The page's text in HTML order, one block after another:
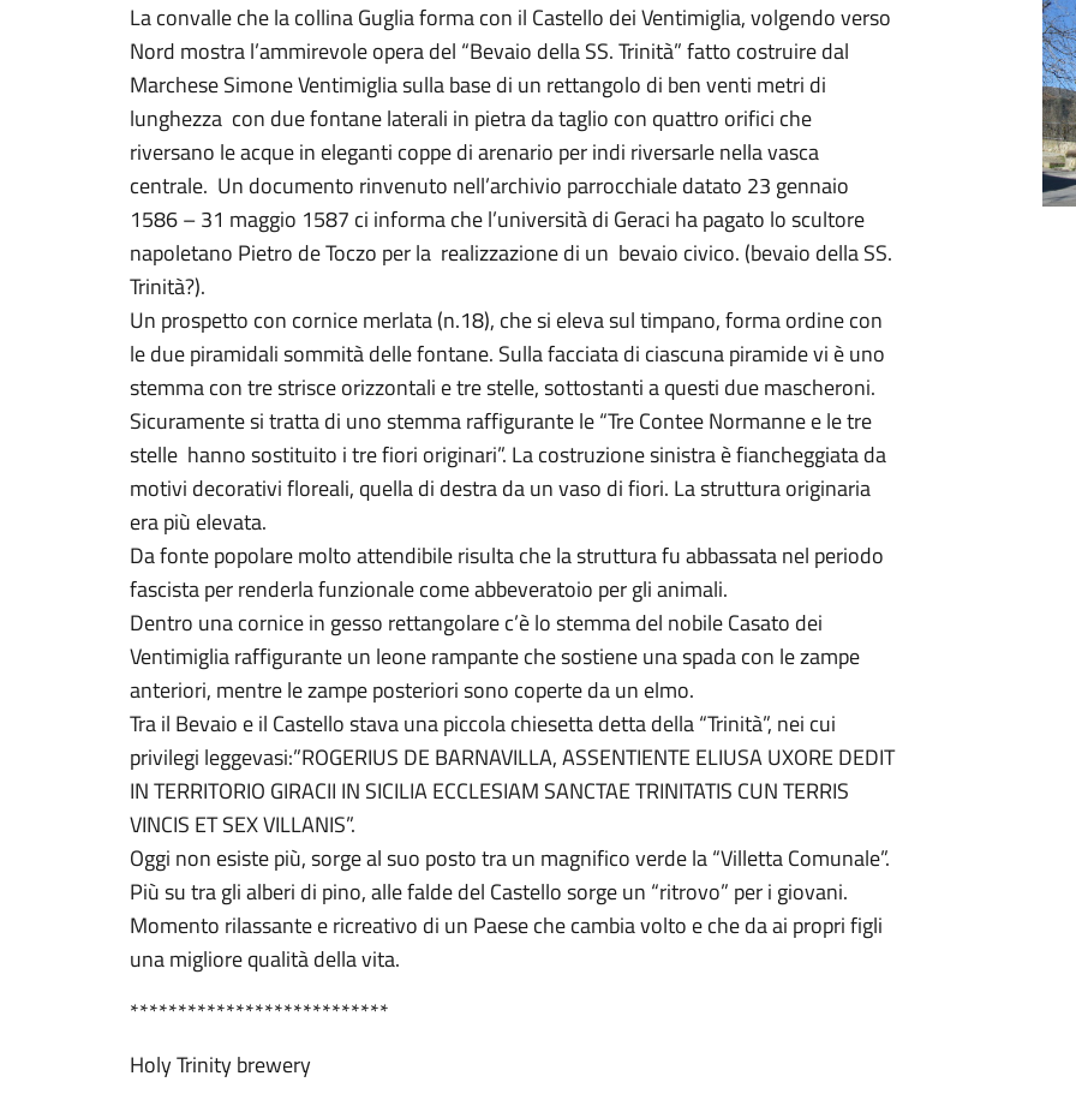
La convalle che la collina Guglia forma con il Castello dei Ventimiglia, volgendo verso
Nord mostra l’ammirevole opera del “Bevaio della SS. Trinità” fatto costruire dal
Marchese Simone Ventimiglia sulla base di un rettangolo di ben venti metri di
lunghezza con due fontane laterali in pietra da taglio con quattro orifici che
riversano le acque in eleganti coppe di arenario per indi riversarle nella vasca
centrale. Un documento rinvenuto nell’archivio parrocchiale datato 23 gennaio
1586 – 31 maggio 1587 ci informa che l’università di Geraci ha pagato lo scultore
napoletano Pietro de Toczo per la realizzazione di un bevaio civico. (bevaio della SS.
Trinità?).
Un prospetto con cornice merlata (n.18), che si eleva sul timpano, forma ordine con
le due piramidali sommità delle fontane. Sulla facciata di ciascuna piramide vi è uno
stemma con tre strisce orizzontali e tre stelle, sottostanti a questi due mascheroni.
Sicuramente si tratta di uno stemma raffigurante le “Tre Contee Normanne e le tre
stelle hanno sostituito i tre fiori originari”. La costruzione sinistra è fiancheggiata da
motivi decorativi floreali, quella di destra da un vaso di fiori. La struttura originaria
era più elevata.
Da fonte popolare molto attendibile risulta che la struttura fu abbassata nel periodo
fascista per renderla funzionale come abbeveratoio per gli animali.
Dentro una cornice in gesso rettangolare c’è lo stemma del nobile Casato dei
Ventimiglia raffigurante un leone rampante che sostiene una spada con le zampe
anteriori, mentre le zampe posteriori sono coperte da un elmo.
Tra il Bevaio e il Castello stava una piccola chiesetta detta della “Trinità”, nei cui
privilegi leggevasi:”ROGERIUS DE BARNAVILLA, ASSENTIENTE ELIUSA UXORE DEDIT
IN TERRITORIO GIRACII IN SICILIA ECCLESIAM SANCTAE TRINITATIS CUN TERRIS
VINCIS ET SEX VILLANIS”.
Oggi non esiste più, sorge al suo posto tra un magnifico verde la “Villetta Comunale”.
Più su tra gli alberi di pino, alle falde del Castello sorge un “ritrovo” per i giovani.
Momento rilassante e ricreativo di un Paese che cambia volto e che da ai propri figli
una migliore qualità della vita.
***************************
Holy Trinity brewery